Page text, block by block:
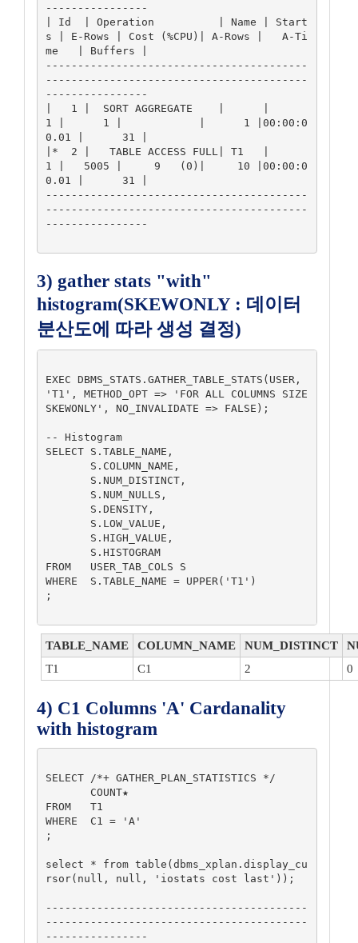
----------------
| Id  | Operation          | Name | Start
s | E-Rows | Cost (%CPU)| A-Rows |   A-Ti
me   | Buffers |
-----------------------------------------
-----------------------------------------
----------------
|   1 |  SORT AGGREGATE    |      |
1 |      1 |            |      1 |00:00:0
0.01 |      31 |
|*  2 |   TABLE ACCESS FULL| T1   |
1 |   5005 |     9   (0)|     10 |00:00:0
0.01 |      31 |
-----------------------------------------
-----------------------------------------
----------------
3) gather stats "with"
histogram(SKEWONLY : 데이터
분산도에 따라 생성 결정)
EXEC DBMS_STATS.GATHER_TABLE_STATS(USER,
'T1', METHOD_OPT => 'FOR ALL COLUMNS SIZE
SKEWONLY', NO_INVALIDATE => FALSE);
-- Histogram
SELECT S.TABLE_NAME,
FROM   USER_TAB_COLS S
WHERE  S.TABLE_NAME = UPPER('T1')
;
TABLE_NAME COLUMN_NAME NUM_DISTINCT
T1
C1 2 0
4) C1 Columns 'A' Cardanality
with histogram
SELECT /*+ GATHER_PLAN_STATISTICS */
FROM   T1
WHERE  C1 = 'A'
;
select * from table(dbms_xplan.display_cu
rsor(null, null, 'iostats cost last'));
-----------------------------------------
-----------------------------------------
----------------